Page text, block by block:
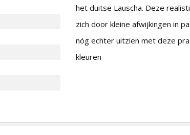
het duitse Lauscha. Deze
zich door kleine afwijkingen in
nóg echter uitzien met deze
kleuren